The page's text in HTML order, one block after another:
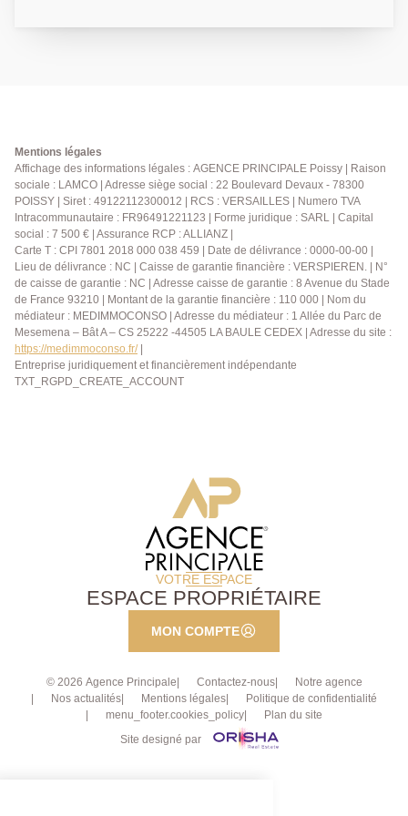
Mentions légales
Affichage des informations légales : AGENCE PRINCIPALE Poissy | Raison
sociale : LAMCO | Adresse siège social : 22 Boulevard Devaux - 78300
POISSY | Siret : 49122112300012 | RCS : VERSAILLES | Numero TVA
Intracommunautaire : FR96491221123 | Forme juridique : SARL | Capital
social : 7 500 € | Assurance RCP : ALLIANZ |
Carte T : CPI 7801 2018 000 038 459 | Date de délivrance : 0000-00-00 |
Lieu de délivrance : NC | Caisse de garantie financière : VERSPIEREN. | N°
de caisse de garantie : NC | Adresse caisse de garantie : 8 Avenue du Stade
de France 93210 | Montant de la garantie financière : 110 000 | Nom du
médiateur : MEDIMMOCONSO | Adresse du médiateur : 1 Allée du Parc de
Mesemena – Bât A – CS 25222 -44505 LA BAULE CEDEX | Adresse du site :
https://medimmoconso.fr/|
Entreprise juridiquement et financièrement indépendante
TXT_RGPD_CREATE_ACCOUNT
VOTRE ESPACE
ESPACE PROPRIÉTAIRE
MON COMPTE
© 2026 Agence Principale Contactez-nous
Notre agence
Nos actualités
Mentions légales
Politique de confidentialité
menu_footer.cookies_policy
Plan du site
Site designé par